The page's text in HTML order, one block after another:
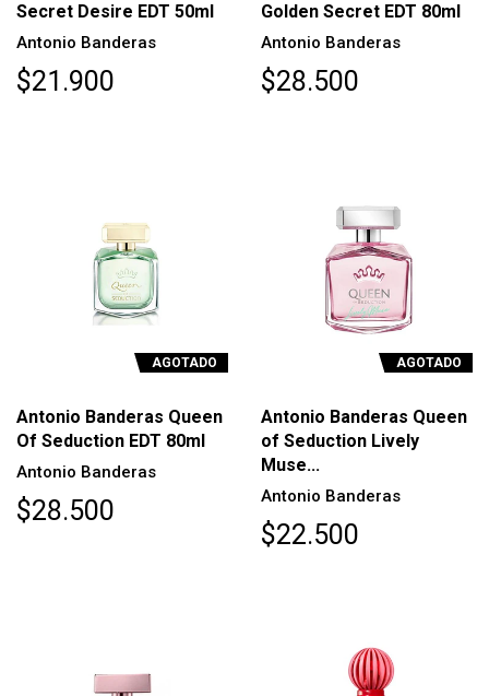
Secret Desire EDT 50ml
Antonio Banderas
$21.900
Golden Secret EDT 80ml
Antonio Banderas
$28.500
AGOTADO
Antonio Banderas Queen
Of Seduction EDT 80ml
Antonio Banderas
$28.500
AGOTADO
Antonio Banderas Queen
of Seduction Lively
Muse...
Antonio Banderas
$22.500